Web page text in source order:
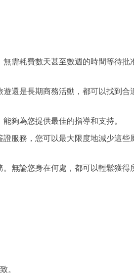
需耗費數天甚至數週的時間等待批
還是長期商務活動，都可以找到合
夠為您提供最佳的指導和支持。
服務，您可以最大限度地減少這些
無論您身在何處，都可以輕鬆獲得
。